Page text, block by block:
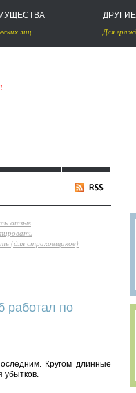
лиц Для
отзыв
(для страховщиков)
работал по
Кругом длинные
убытков.